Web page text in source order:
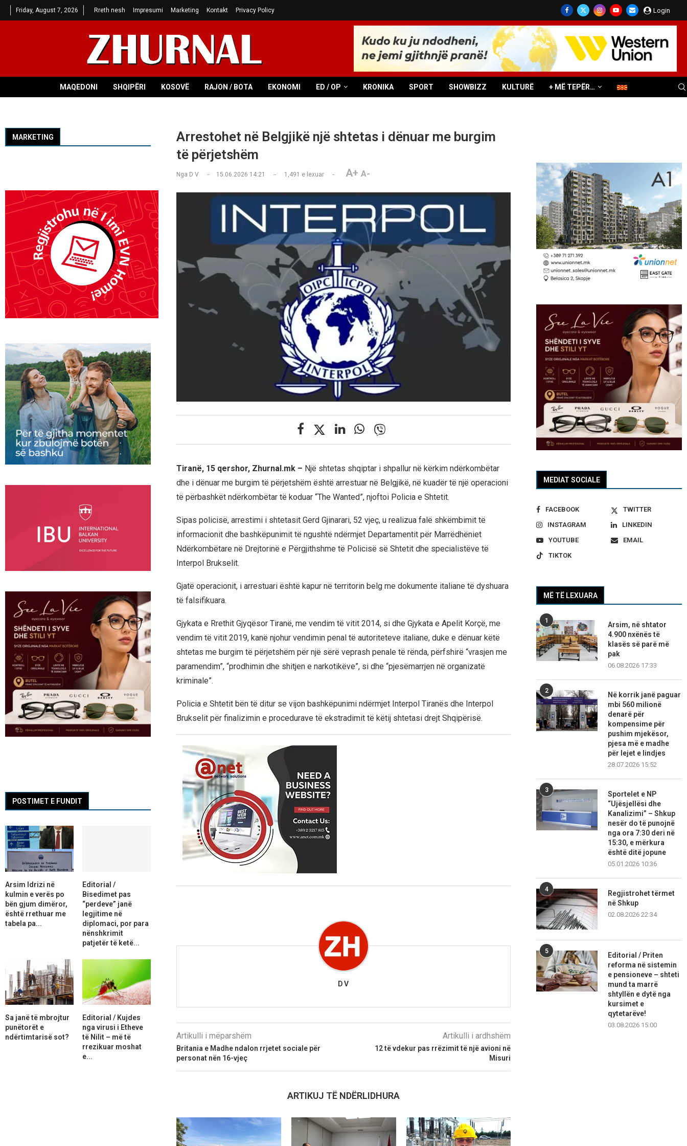
Friday, August 7, 2026 Rreth nesh Impresumi Marketing Kontakt Privacy Policy Login
MAQEDONI SHQIPËRI KOSOVË RAJON / BOTA EKONOMI ED / OP KRONIKA SPORT SHOWBIZZ KULTURË + MË TEPËR…
Arrestohet në Belgjikë një shtetas i dënuar me burgim
të përjetshëm
Nga D V 15.06.2026 14:21 1,491 e lexuar A+ A-
Tiranë, 15 qershor, Zhurnal.mk – Një shtetas shqiptar i shpallur në kërkim ndërkombëtar
dhe i dënuar me burgim të përjetshëm është arrestuar në Belgjikë, në kuadër të një operacioni
të përbashkët ndërkombëtar të koduar “The Wanted”, njoftoi Policia e Shtetit.
Sipas policisë, arrestimi i shtetasit Gerd Gjinarari, 52 vjeç, u realizua falë shkëmbimit të
informacionit dhe bashkëpunimit të ngushtë ndërmjet Departamentit për Marrëdhëniet
Ndërkombëtare në Drejtorinë e Përgjithshme të Policisë së Shtetit dhe specialistëve të
Interpol Brukselit.
Gjatë operacionit, i arrestuari është kapur në territorin belg me dokumente italiane të dyshuara
të falsifikuara.
Gjykata e Rrethit Gjyqësor Tiranë, me vendim të vitit 2014, si dhe Gjykata e Apelit Korçë, me
vendim të vitit 2019, kanë njohur vendimin penal të autoriteteve italiane, duke e dënuar këtë
shtetas me burgim të përjetshëm për një sërë veprash penale të rënda, përfshirë “vrasjen me
paramendim”, “prodhimin dhe shitjen e narkotikëve”, si dhe “pjesëmarrjen në organizatë
kriminale”.
Policia e Shtetit bën të ditur se vijon bashkëpunimi ndërmjet Interpol Tiranës dhe Interpol
Brukselit për finalizimin e procedurave të ekstradimit të këtij shtetasi drejt Shqipërisë.
D V
Artikulli i mëparshëm
Britania e Madhe ndalon rrjetet sociale për
personat nën 16-vjeç
Artikulli i ardhshëm
12 të vdekur pas rrëzimit të një avioni në
Misuri
ARTIKUJ TË NDËRLIDHURA
MEDIAT SOCIALE
FACEBOOK
TWITTER
INSTAGRAM
LINKEDIN
YOUTUBE
EMAIL
TIKTOK
MË TË LEXUARA
1
Arsim, në shtator
4.900 nxënës të
klasës së parë më
pak
06.08.2026 17:33
2
Në korrik janë paguar
mbi 560 milionë
denarë për
kompensime për
pushim mjekësor,
pjesa më e madhe
për lejet e lindjes
28.07.2026 15:52
3
Sportelet e NP
“Ujësjellësi dhe
Kanalizimi” – Shkup
nesër do të punojnë
nga ora 7:30 deri në
15:30, e mërkura
është ditë jopune
05.01.2026 10:36
4
Regjistrohet tërmet
në Shkup
02.08.2026 22:34
5
Editorial / Priten
reforma në sistemin
e pensioneve – shteti
mund ta marrë
shtyllën e dytë nga
kursimet e
qytetarëve!
03.08.2026 15:00
MARKETING
POSTIMET E FUNDIT
Arsim Idrizi në
kulmin e verës po
bën gjum dimëror,
është rrethuar me
tabela pa...
Editorial /
Bisedimet pas
“perdeve” janë
legjitime në
diplomaci, por para
nënshkrimit
patjetër të ketë...
Sa janë të mbrojtur
punëtorët e
ndërtimtarisë sot?
Editorial / Kujdes
nga virusi i Etheve
të Nilit – më të
rrezikuar moshat
e...